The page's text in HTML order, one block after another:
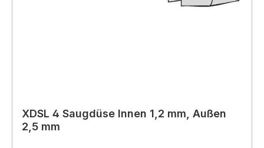
XDSL 4 Saugdüse Innen 1,2 mm, Außen
2,5 mm